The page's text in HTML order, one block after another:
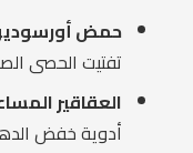
حمض
تفتيت الحصى
العقاقير
أدوية خفض